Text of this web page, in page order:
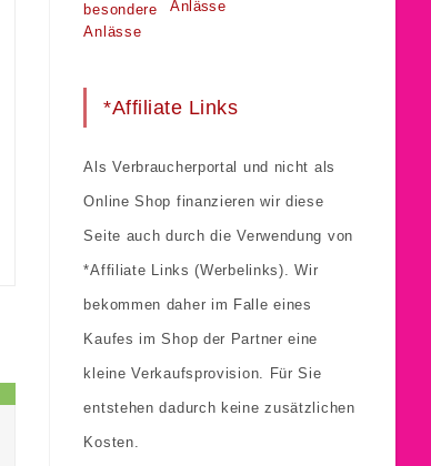
Anlässe
*Affiliate Links
Als Verbraucherportal und nicht als
Online Shop finanzieren wir diese
Seite auch durch die Verwendung von
*Affiliate Links (Werbelinks). Wir
bekommen daher im Falle eines
Kaufes im Shop der Partner eine
kleine Verkaufsprovision. Für Sie
entstehen dadurch keine zusätzlichen
Kosten.